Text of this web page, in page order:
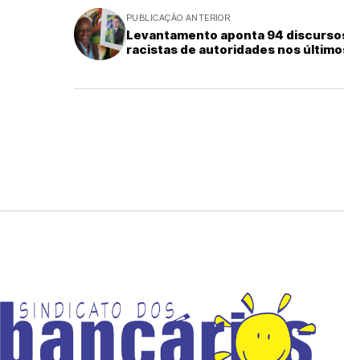
PUBLICAÇÃO ANTERIOR
Levantamento aponta 94
racistas de autoridades nos